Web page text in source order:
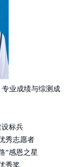
业成绩与综测成
设标兵
秀志愿者
”感恩之星
秀奖